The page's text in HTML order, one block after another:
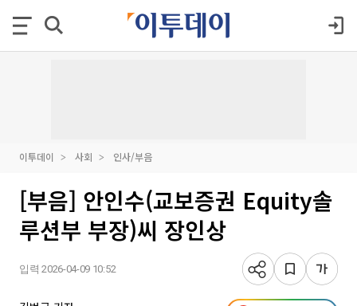
이투데이 사회 인사/부음
[부음] 안인수(교보증권 Equity솔
루션부 부장)씨 장인상
입력 2026-04-09 10:52